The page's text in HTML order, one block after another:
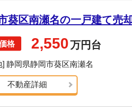
葵区南瀬名の一戸建て売
2,550万円台
] 静岡県静岡市葵区南瀬名
不動産詳細